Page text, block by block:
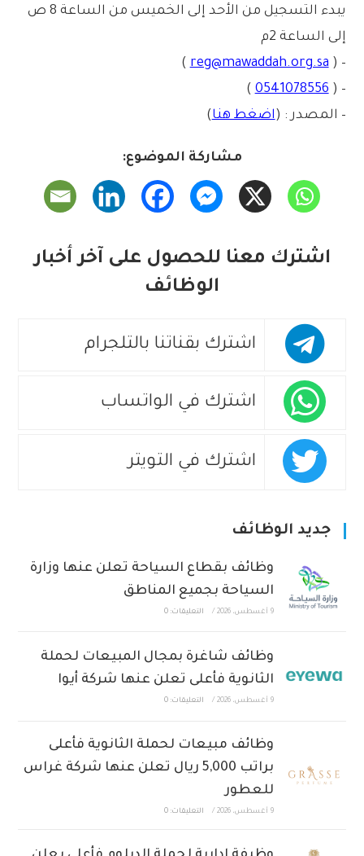
يبدء التسجيل من الأحد إلى الخميس من الساعة 8 ص
إلى الساعة 2م
– (
reg@mawaddah.org.sa
)
– (
0541078556
)
– المصدر : ( اضغط هنا)
مشاركة الموضوع:
اشترك معنا للحصول على آخر أخبار
الوظائف
اشترك بقناتنا بالتلجرام
اشترك في الواتساب
اشترك في التويتر
جديد الوظائف
وظائف بقطاع السياحة تعلن عنها وزارة
السياحة بجميع المناطق
9 أغسطس، 2026 / التعليقات: 0
وظائف شاغرة بمجال المبيعات لحملة
الثانوية فأعلى تعلن عنها شركة أيوا
9 أغسطس، 2026 / التعليقات: 0
وظائف مبيعات لحملة الثانوية فأعلى
براتب 5,000 ريال تعلن عنها شركة غراس
للعطور
9 أغسطس، 2026 / التعليقات: 0